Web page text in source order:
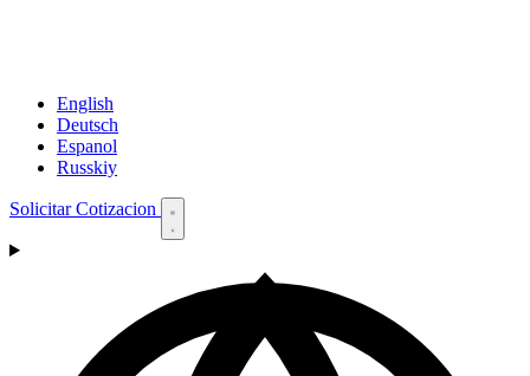
English
Deutsch
Espanol
Russkiy
Solicitar Cotizacion